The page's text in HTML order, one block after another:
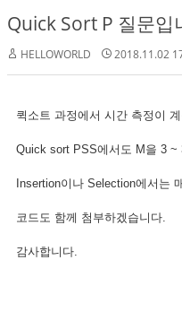
Quick Sort P 질문입
HELLOWORLD 2018.11.02
퀵소트 과정에서 시간 측정이
Quick sort PSS에서도 M을 3 ~
Insertion이나 Selection에서는
코드도 함께 첨부하겠습니다.
감사합니다.